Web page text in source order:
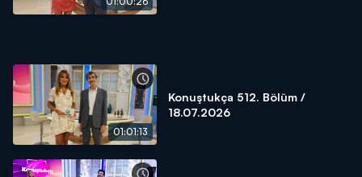
01:01:13
Konuştukça 512. Bölüm /
18.07.2026